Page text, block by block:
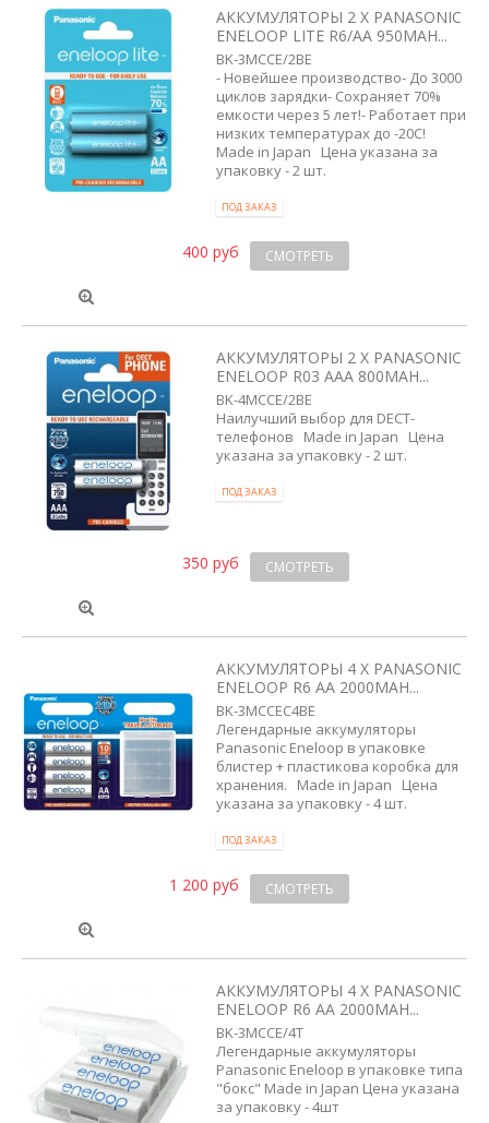
АККУМУЛЯТОРЫ 2 X PANASONIC
ENELOOP LITE R6/AA 950MAH...
BK-3MCCE/2BE
- Новейшее производство- До 3000
циклов зарядки- Сохраняет 70%
емкости через 5 лет!- Работает при
низких температурах до -20C!
Made in Japan Цена указана за
упаковку - 2 шт.
ПОД ЗАКАЗ
400 руб СМОТРЕТЬ
АККУМУЛЯТОРЫ 2 X PANASONIC
ENELOOP R03 AAA 800MAH...
BK-4MCCE/2BE
Наилучший выбор для DECT-
телефонов Made in Japan Цена
указана за упаковку - 2 шт.
ПОД ЗАКАЗ
350 руб СМОТРЕТЬ
АККУМУЛЯТОРЫ 4 X PANASONIC
ENELOOP R6 AA 2000MAH...
BK-3MCCEC4BE
Легендарные аккумуляторы
Panasonic Eneloop в упаковке
блистер + пластикова коробка для
хранения. Made in Japan Цена
указана за упаковку - 4 шт.
ПОД ЗАКАЗ
1 200 руб СМОТРЕТЬ
АККУМУЛЯТОРЫ 4 X PANASONIC
ENELOOP R6 AA 2000MAH...
BK-3MCCE/4T
Легендарные аккумуляторы
Panasonic Eneloop в упаковке типа
"бокс" Made in Japan Цена указана
за упаковку - 4шт